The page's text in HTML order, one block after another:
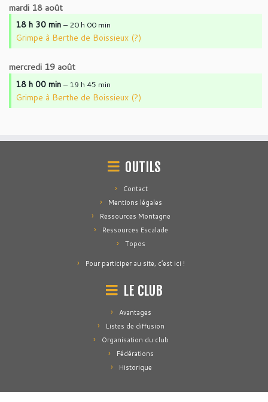
mardi 18 août
18 h 30 min – 20 h 00 min
Grimpe à Berthe de Boissieux (?)
mercredi 19 août
18 h 00 min – 19 h 45 min
Grimpe à Berthe de Boissieux (?)
OUTILS
Contact
Mentions légales
Ressources Montagne
Ressources Escalade
Topos
Pour participer au site, c’est ici !
LE CLUB
Avantages
Listes de diffusion
Organisation du club
Fédérations
Historique